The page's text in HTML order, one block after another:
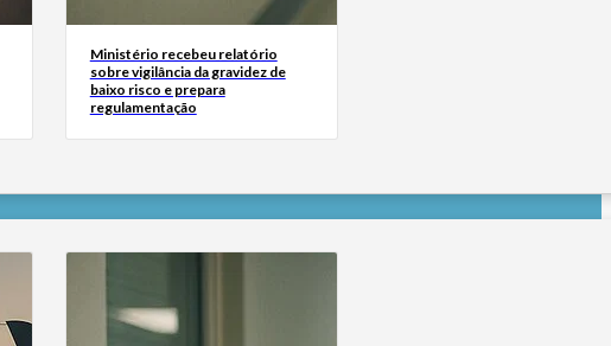
Ministério recebeu relatório
sobre vigilância da gravidez de
baixo risco e prepara
regulamentação